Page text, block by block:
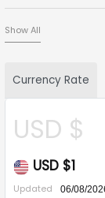
Show All
Currency Rate
₹95.08
IST